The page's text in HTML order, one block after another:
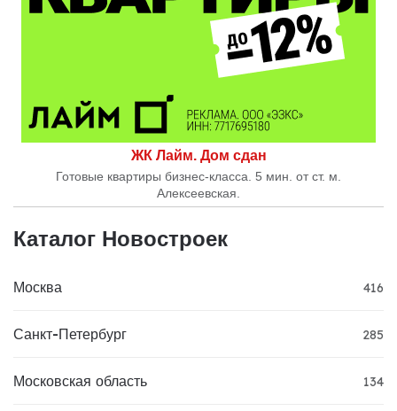
ЖК Лайм. Дом сдан
Готовые квартиры бизнес-класса. 5 мин. от ст. м.
Алексеевская.
Каталог Новостроек
Москва 416
Санкт-Петербург 285
Московская область 134